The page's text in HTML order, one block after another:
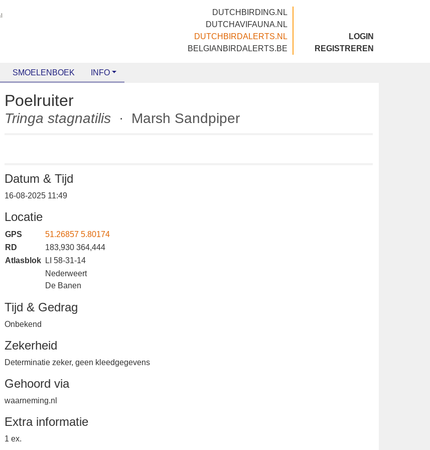
DUTCHBIRDING.NL
DUTCHAVIFAUNA.NL
DUTCHBIRDALERTS.NL
BELGIANBIRDALERTS.BE
LOGIN
REGISTREREN
SMOELENBOEK INFO
Poelruiter
Tringa stagnatilis · Marsh Sandpiper
Datum & Tijd
16-08-2025 11:49
Locatie
GPS
51.26857 5.80174
RD
183,930 364,444
Atlasblok LI 58-31-14
Nederweert
De Banen
Tijd & Gedrag
Onbekend
Zekerheid
Determinatie zeker, geen
Gehoord via
Extra informatie